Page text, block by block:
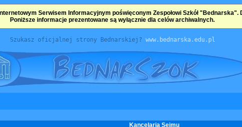
Serwisem Informacyjnym poświęconym Zespołowi Szkół "Bednarska".
Poniższe informacje prezentowane są wyłącznie dla celów archiwalnych.
Szukasz oficjalnej strony Bednarskiej? www.bednarska.edu.pl
Kancelaria Sejmu